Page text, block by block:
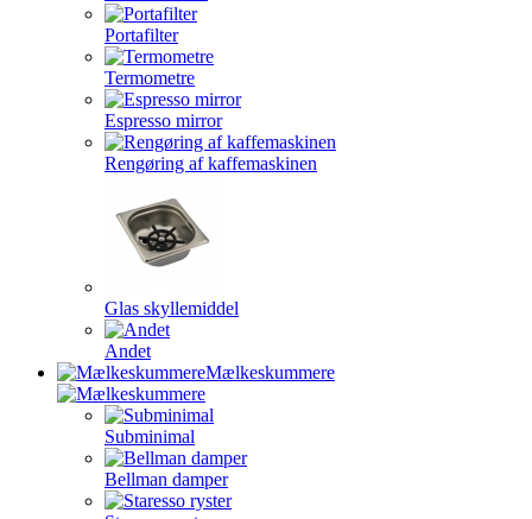
Portafilter
Termometre
Espresso mirror
Rengøring af kaffemaskinen
Glas skyllemiddel
Andet
Mælkeskummere
Subminimal
Bellman damper